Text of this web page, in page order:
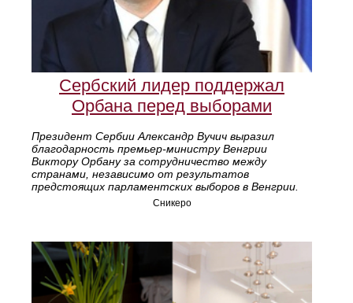
Сербский лидер поддержал
Орбана перед выборами
Президент Сербии Александр Вучич выразил
благодарность премьер-министру Венгрии
Виктору Орбану за сотрудничество между
странами, независимо от результатов
предстоящих парламентских выборов в Венгрии.
Сникеро